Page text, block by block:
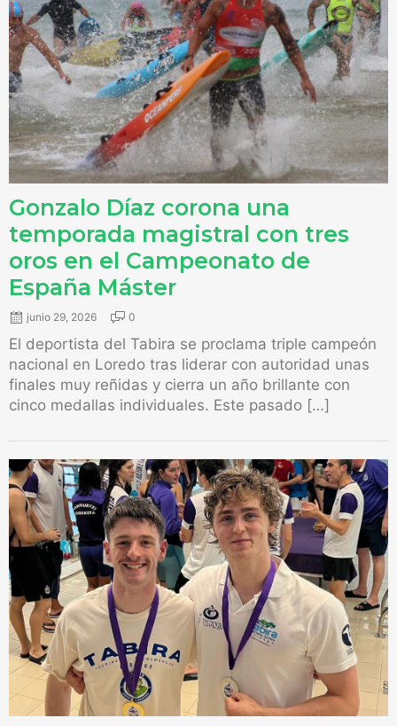
Gonzalo Díaz corona una
temporada magistral con tres
oros en el Campeonato de
España Máster
junio 29, 2026 0
El deportista del Tabira se proclama triple campeón
nacional en Loredo tras liderar con autoridad unas
finales muy reñidas y cierra un año brillante con
cinco medallas individuales. Este pasado […]